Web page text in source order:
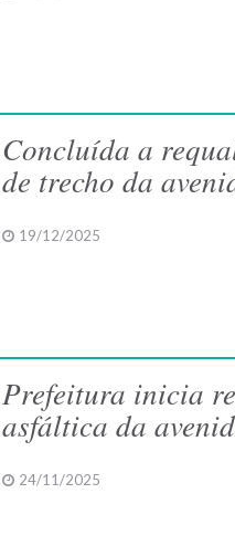
Concluída a
de trecho da
19/12/2025
Prefeitura inicia
asfáltica da
24/11/2025